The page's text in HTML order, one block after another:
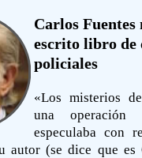
Carlos Fuentes
escrito libro de
policiales
«Los misterios
una operación
especulaba con
autor (se dice que es